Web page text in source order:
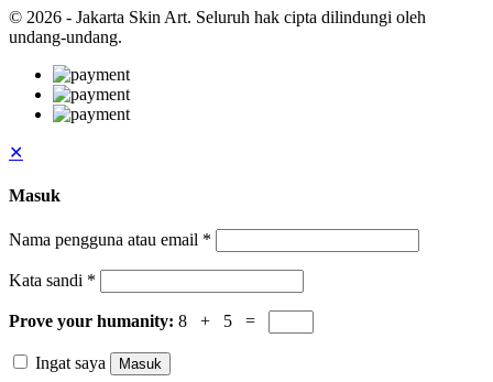
© 2026 - Jakarta Skin Art. Seluruh hak cipta dilindungi oleh
undang-undang.
✕
Masuk
Nama pengguna atau email *
Kata sandi *
Prove your humanity: 8 + 5 =
Ingat saya Masuk